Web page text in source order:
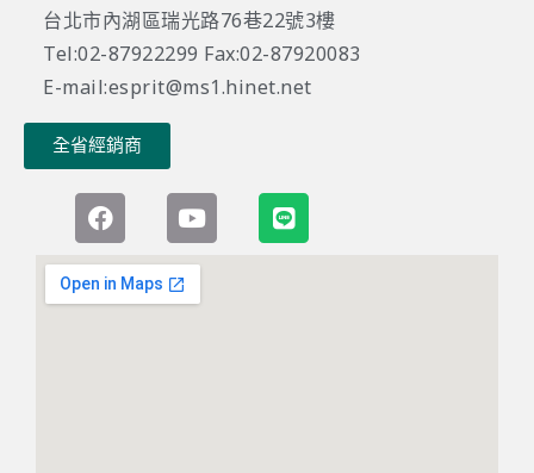
台北市內湖區瑞光路76巷22號3樓
Tel:02-87922299 Fax:02-87920083
E-mail:esprit@ms1.hinet.net
全省經銷商